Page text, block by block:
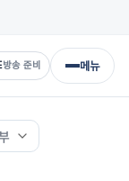
방송 준비 메뉴